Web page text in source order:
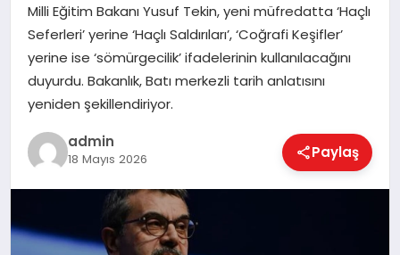
EKONOMI
MAGAZIN
SAĞLIK
Milli Eğitim Bakanı Yusuf Tekin, yeni müfredatta ‘Haçlı
Seferleri’ yerine ‘Haçlı Saldırıları’, ‘Coğrafi Keşifler’
yerine ise ‘sömürgecilik’ ifadelerinin kullanılacağını
duyurdu. Bakanlık, Batı merkezli tarih anlatısını
yeniden şekillendiriyor.
admin
18 Mayıs 2026 Paylaş